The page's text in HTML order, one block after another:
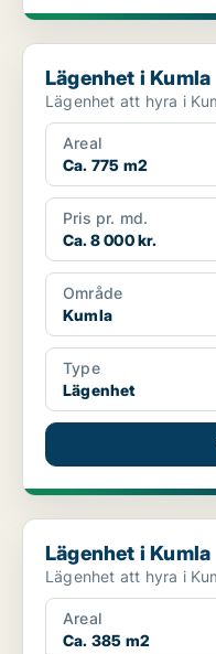
Lägenhet i Kumla
Lägenhet i Kumla
Areal
Ca. 775 m2
Pris pr. md.
Ca. 8 000 kr.
Område
Kumla
Type
Lägenhet
Lägenhet i Kumla
Lägenhet i Kumla
Areal
Ca. 385 m2